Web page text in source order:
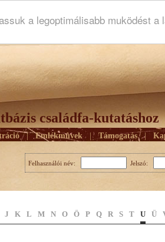
a legoptimálisabb muködést
családfa-kutatáshoz
| Emlékmûvek | Támogatás |
Felhasználói név: Jelszó:
J K L M N O Ö P Q R S T U Ü